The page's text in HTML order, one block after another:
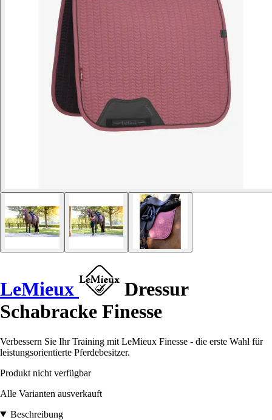
LeMieux
Dressur
Schabracke Finesse
Verbessern Sie Ihr Training mit LeMieux Finesse - die erste Wahl für
leistungsorientierte Pferdebesitzer.
Produkt nicht verfügbar
Alle Varianten ausverkauft
Beschreibung